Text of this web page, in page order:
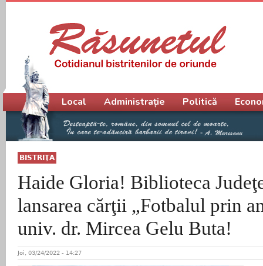
BISTRIŢA
Haide Gloria! Biblioteca
lansarea cărţii „Fotbalul prin
univ. dr. Mircea Gelu Buta!
Joi, 03/24/2022 - 14:27
Meniu principal
Local Administrație Politică